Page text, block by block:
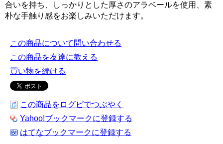
合いを持ち、しっかりとした厚さのアラベールを使用、素
朴な手触り感をお楽しみいただけます。
この商品について問い合わせる
この商品を友達に教える
買い物を続ける
この商品をログピでつぶやく
Yahoo!ブックマークに登録する
はてなブックマークに登録する